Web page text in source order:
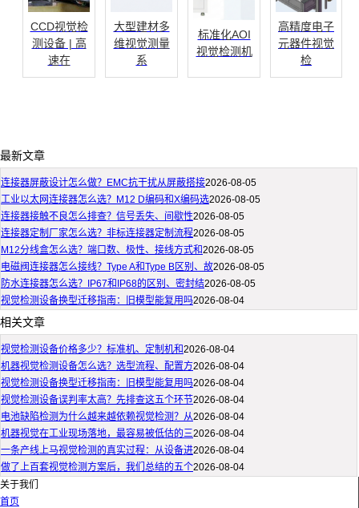
CCD视觉检
测设备 | 高
速在
大型建材多
维视觉测量
系
标准化AOI
视觉检测机
高精度电子
元器件视觉
检
最新文章
连接器屏蔽设计怎么做？EMC抗干扰从屏蔽搭接2026-08-05
工业以太网连接器怎么选？M12 D编码和X编码选2026-08-05
连接器接触不良怎么排查？信号丢失、间歇性2026-08-05
连接器定制厂家怎么选？非标连接器定制流程2026-08-05
M12分线盒怎么选？端口数、极性、接线方式和2026-08-05
电磁阀连接器怎么接线？Type A和Type B区别、故2026-08-05
防水连接器怎么选？IP67和IP68的区别、密封结2026-08-05
视觉检测设备换型迁移指南：旧模型能复用吗2026-08-04
相关文章
视觉检测设备价格多少？标准机、定制机和2026-08-04
机器视觉检测设备怎么选？选型流程、配置方2026-08-04
视觉检测设备换型迁移指南：旧模型能复用吗2026-08-04
视觉检测设备误判率太高？先排查这五个环节2026-08-04
电池缺陷检测为什么越来越依赖视觉检测？从2026-08-04
机器视觉在工业现场落地，最容易被低估的三2026-08-04
一条产线上马视觉检测的真实过程：从设备进2026-08-04
做了上百套视觉检测方案后，我们总结的五个2026-08-04
关于我们
首页